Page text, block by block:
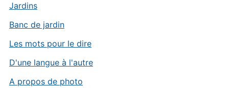
Jardins
Banc de jardin
Les mots pour le dire
D'une langue à l'autre
A propos de photo